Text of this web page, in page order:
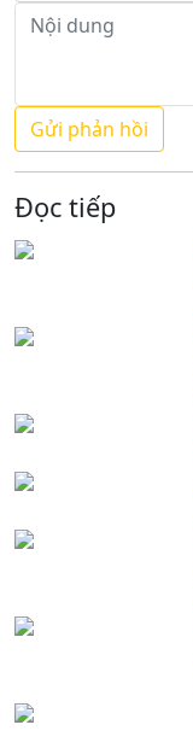
Đọc tiếp